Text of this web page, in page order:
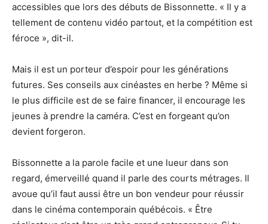
accessibles que lors des débuts de Bissonnette. « Il y a
tellement de contenu vidéo partout, et la compétition est
féroce », dit-il.
Mais il est un porteur d’espoir pour les générations
futures. Ses conseils aux cinéastes en herbe ? Même si
le plus difficile est de se faire financer, il encourage les
jeunes à prendre la caméra. C’est en forgeant qu’on
devient forgeron.
Bissonnette a la parole facile et une lueur dans son
regard, émerveillé quand il parle des courts métrages. Il
avoue qu’il faut aussi être un bon vendeur pour réussir
dans le cinéma contemporain québécois. « Être